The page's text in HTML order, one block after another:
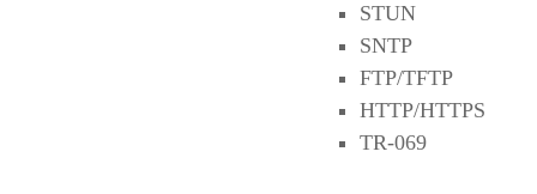
STUN
SNTP
FTP/TFTP
HTTP/HTTPS
TR-069